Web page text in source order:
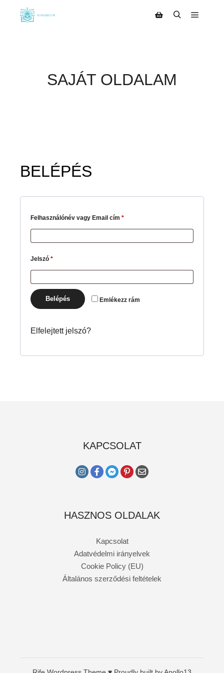
SAJÁT OLDALAM
BELÉPÉS
Felhasználónév vagy Email cím *
Jelszó *
Emlékezz rám
Belépés
Elfelejtett jelszó?
KAPCSOLAT
HASZNOS OLDALAK
Kapcsolat
Adatvédelmi irányelvek
Cookie Policy (EU)
Általános szerződési feltételek